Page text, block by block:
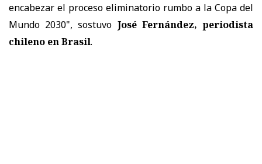
encabezar el proceso eliminatorio rumbo a la Copa del
Mundo 2030", sostuvo José Fernández, periodista
chileno en Brasil.